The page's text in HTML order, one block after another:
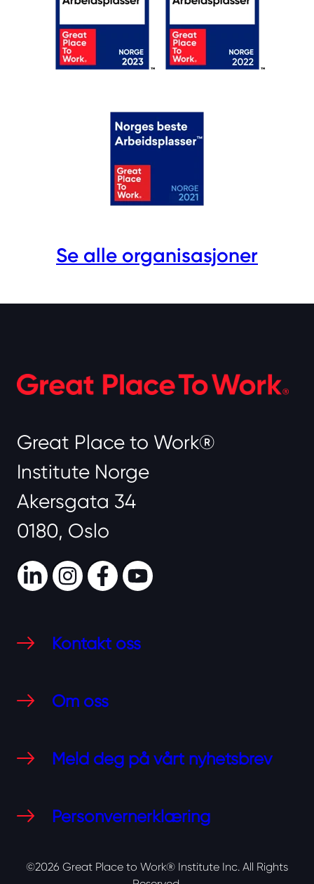
Se alle organisasjoner
Great Place to Work®
Institute Norge
Akersgata 34
0180, Oslo
Kontakt oss
Om oss
Meld deg på vårt nyhetsbrev
Personvernerklæring
©2026 Great Place to Work® Institute Inc. All Rights